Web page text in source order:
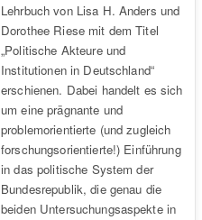
Lehrbuch von Lisa H. Anders und
Dorothee Riese mit dem Titel
„Politische Akteure und
Institutionen in Deutschland“
erschienen. Dabei handelt es sich
um eine prägnante und
problemorientierte (und zugleich
forschungsorientierte!) Einführung
in das politische System der
Bundesrepublik, die genau die
beiden Untersuchungsaspekte in